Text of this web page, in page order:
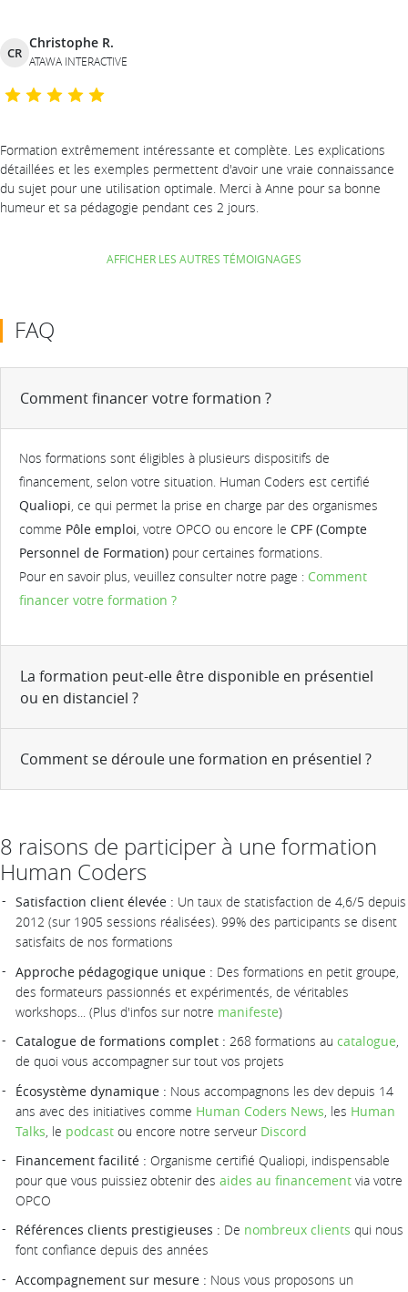
CR
Christophe R.
ATAWA INTERACTIVE
Formation extrêmement intéressante et complète. Les explications
détaillées et les exemples permettent d'avoir une vraie connaissance
du sujet pour une utilisation optimale. Merci à Anne pour sa bonne
humeur et sa pédagogie pendant ces 2 jours.
AFFICHER LES AUTRES TÉMOIGNAGES
FAQ
Comment financer votre formation ?
Nos formations sont éligibles à plusieurs dispositifs de
financement, selon votre situation. Human Coders est certifié
Qualiopi, ce qui permet la prise en charge par des organismes
comme Pôle emploi, votre OPCO ou encore le CPF (Compte
Personnel de Formation) pour certaines formations.
Pour en savoir plus, veuillez consulter notre page : Comment
financer votre formation ?
La formation peut-elle être disponible en présentiel
ou en distanciel ?
Comment se déroule une formation en présentiel ?
8 raisons de participer à une formation
Human Coders
Satisfaction client élevée : Un taux de statisfaction de 4,6/5 depuis
2012 (sur 1905 sessions réalisées). 99% des participants se disent
satisfaits de nos formations
Approche pédagogique unique : Des formations en petit groupe,
des formateurs passionnés et expérimentés, de véritables
workshops... (Plus d'infos sur notre manifeste)
Catalogue de formations complet : 268 formations au catalogue,
de quoi vous accompagner sur tout vos projets
Écosystème dynamique : Nous accompagnons les dev depuis 14
ans avec des initiatives comme Human Coders News , les Human
Talks , le podcast ou encore notre serveur Discord
Financement facilité : Organisme certifié Qualiopi, indispensable
pour que vous puissiez obtenir des aides au financement via votre
OPCO
Références clients prestigieuses : De nombreux clients qui nous
font confiance depuis des années
Accompagnement sur mesure : Nous vous proposons un